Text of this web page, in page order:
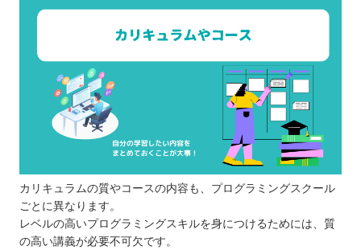
カリキュラムの質やコースの内容も、プログラミングスクール
ごとに異なります。
レベルの高いプログラミングスキルを身につけるためには、質
の高い講義が必要不可欠です。